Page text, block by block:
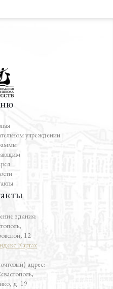
учреждении
здания:
12
адрес:
д. 19